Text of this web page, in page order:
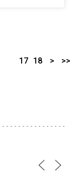
17 18 > >>